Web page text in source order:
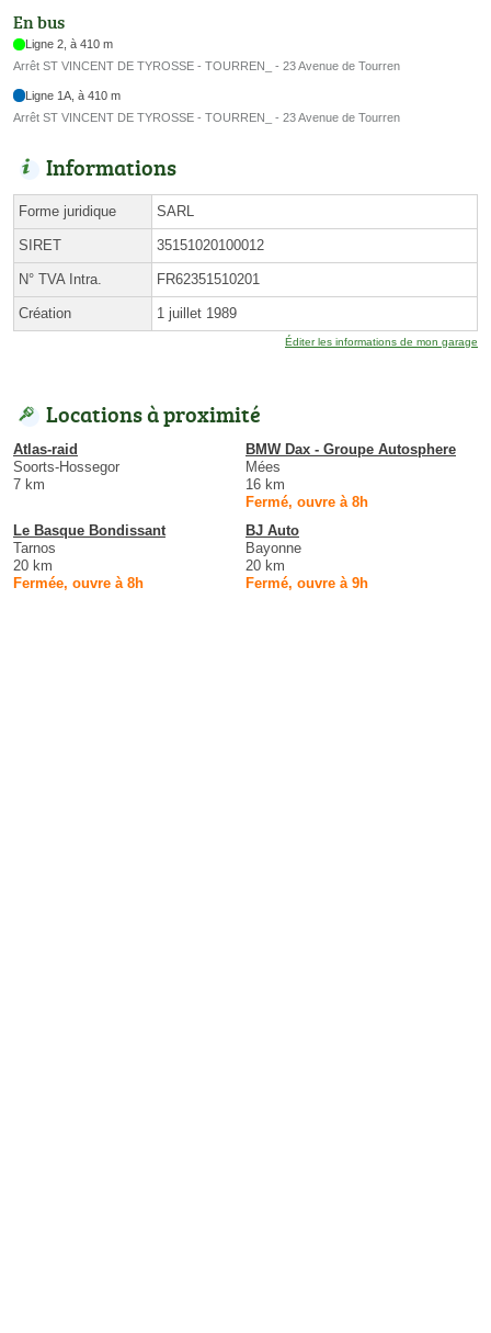
En bus
Ligne 2, à 410 m
Arrêt ST VINCENT DE TYROSSE - TOURREN_ - 23 Avenue de Tourren
Ligne 1A, à 410 m
Arrêt ST VINCENT DE TYROSSE - TOURREN_ - 23 Avenue de Tourren
Informations
Forme juridique SARL
SIRET 35151020100012
N° TVA Intra. FR62351510201
Création 1 juillet 1989
Éditer les informations de mon garage
Locations à proximité
Atlas-raid
Soorts-Hossegor
7 km
BMW Dax - Groupe Autosphere
Mées
16 km
Fermé, ouvre à 8h
Le Basque Bondissant
Tarnos
20 km
Fermée, ouvre à 8h
BJ Auto
Bayonne
20 km
Fermé, ouvre à 9h